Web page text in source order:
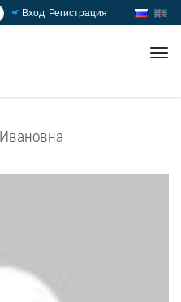
Вход Регистрация